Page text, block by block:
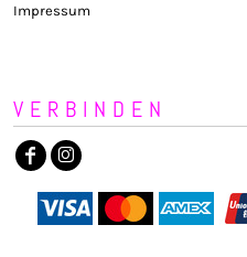
Impressum
VERBINDEN